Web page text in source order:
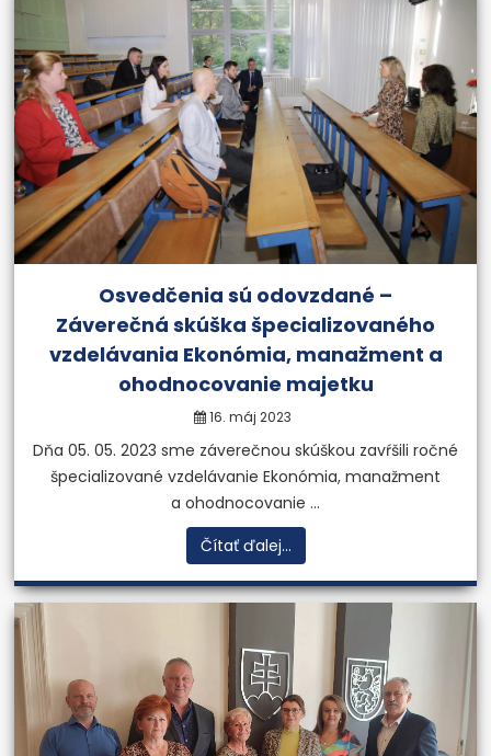
Univerzita tretieho veku
„Nikdy nie je neskoro začať
niečo nové“
Viac informácií
Osvedčenia sú odovzdané –
Záverečná skúška špecializovaného
vzdelávania Ekonómia, manažment a
ohodnocovanie majetku
16. máj 2023
Dňa 05. 05. 2023 sme záverečnou skúškou zavŕšili ročné
špecializované vzdelávanie Ekonómia, manažment
a ohodnocovanie ...
Čítať ďalej...